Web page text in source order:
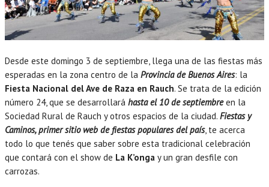
Desde este domingo 3 de septiembre, llega una de las fiestas más
esperadas en la zona centro de la Provincia de Buenos Aires: la
Fiesta Nacional del Ave de Raza en Rauch. Se trata de la edición
número 24, que se desarrollará hasta el 10 de septiembreen la
Sociedad Rural de Rauch y otros espacios de la ciudad. Fiestas y
Caminos, primer sitio web de fiestas populares del país, te acerca
todo lo que tenés que saber sobre esta tradicional celebración
que contará con el show de La K’onga y un gran desfile con
carrozas.